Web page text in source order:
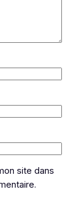
site dans